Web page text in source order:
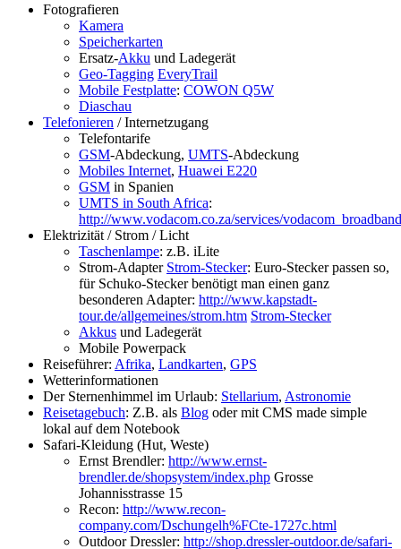
Fotografieren
Kamera
Speicherkarten
Ersatz-Akku und Ladegerät
Geo-Tagging EveryTrail
Mobile Festplatte: COWON Q5W
Diaschau
Telefonieren / Internetzugang
Telefontarife
GSM-Abdeckung, UMTS-Abdeckung
Mobiles Internet, Huawei E220
GSM in Spanien
UMTS in South Africa:
http://www.vodacom.co.za/services/
Elektrizität / Strom / Licht
Taschenlampe: z.B. iLite
Strom-Adapter Strom-Stecker: Euro-Stecker passen so,
für Schuko-Stecker benötigt man einen ganz
besonderen Adapter: http://www.kapstadt-
tour.de/allgemeines/strom.htm Strom-Stecker
Akkus und Ladegerät
Mobile Powerpack
Reiseführer: Afrika, Landkarten, GPS
Wetterinformationen
Der Sternenhimmel im Urlaub: Stellarium, Astronomie
Reisetagebuch: Z.B. als Blog oder mit CMS made simple
lokal auf dem Notebook
Safari-Kleidung (Hut, Weste)
Ernst Brendler: http://www.ernst-
brendler.de/shopsystem/index.php Grosse
Johannisstrasse 15
Recon: http://www.recon-
company.com/Dschungelh%FCte-1727c.html
Outdoor Dressler: http://shop.dressler-outdoor.de/safari-